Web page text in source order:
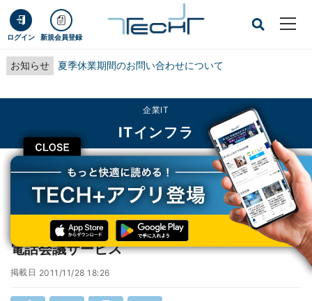
ログイン 新規会員登録
お知らせ 夏季休業期間のお問い合わせについて
CLOSE
企業IT
ITインフラ
TECH+ 企業IT
ITインフラ
ブイキューブ、グローバル接続も可能な音声電話会議サービス
ブイキューブ、グローバル接続も可能な音声
電話会議サービス
掲載日 2011/11/28 18:26